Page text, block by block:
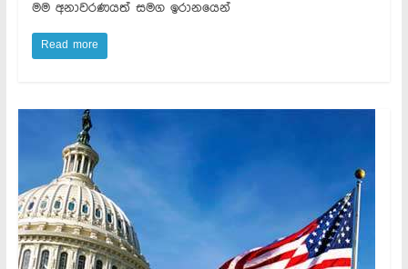
මම අනාවරණයත් සමග ඉරානයෙන්
Read more